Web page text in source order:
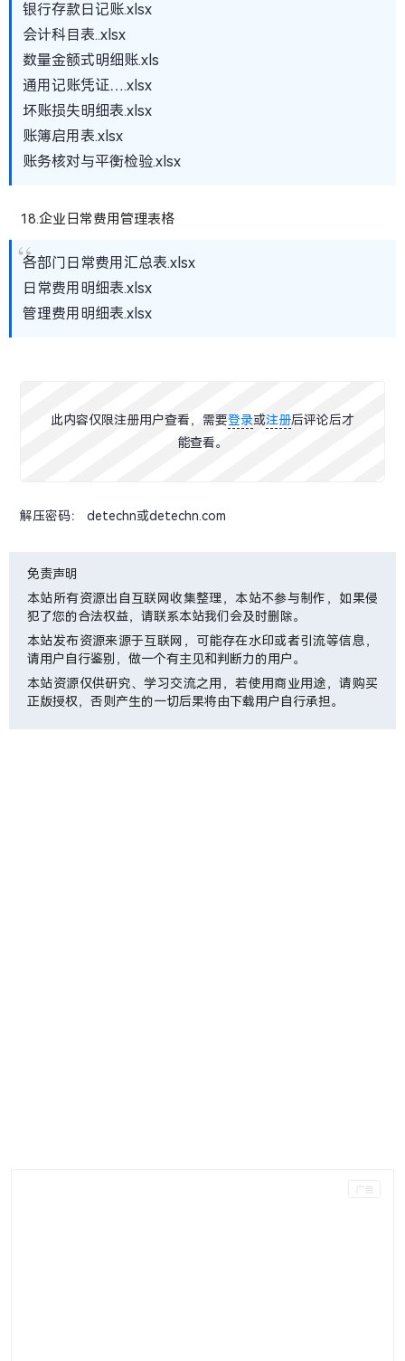
银行存款日记账.xlsx
会计科目表..xlsx
数量金额式明细账.xls
通用记账凭证….xlsx
坏账损失明细表.xlsx
账簿启用表.xlsx
账务核对与平衡检验.xlsx
18.企业日常费用管理表格
各部门日常费用汇总表.xlsx
日常费用明细表.xlsx
管理费用明细表.xlsx
此内容仅限注册用户查看，需要登录或注册后评论后才
能查看。
解压密码： detechn或detechn.com
免责声明
本站所有资源出自互联网收集整理，本站不参与制作，如果侵
犯了您的合法权益，请联系本站我们会及时删除。
本站发布资源来源于互联网，可能存在水印或者引流等信息，
请用户自行鉴别，做一个有主见和判断力的用户。
本站资源仅供研究、学习交流之用，若使用商业用途，请购买
正版授权，否则产生的一切后果将由下载用户自行承担。